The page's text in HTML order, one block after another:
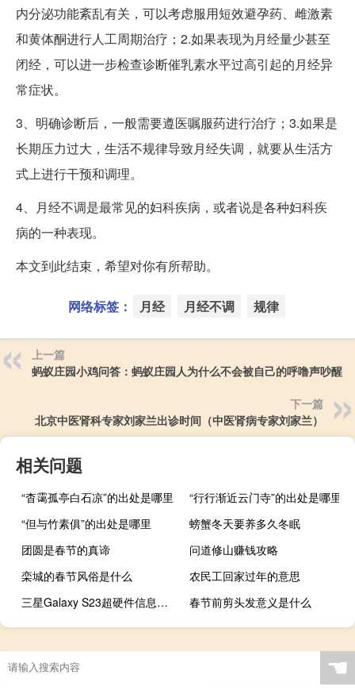
内分泌功能紊乱有关，可以考虑服用短效避孕药、雌激素
和黄体酮进行人工周期治疗；2.如果表现为月经量少甚至
闭经，可以进一步检查诊断催乳素水平过高引起的月经异
常症状。
3、明确诊断后，一般需要遵医嘱服药进行治疗；3.如果是
长期压力过大，生活不规律导致月经失调，就要从生活方
式上进行干预和调理。
4、月经不调是最常见的妇科疾病，或者说是各种妇科疾
病的一种表现。
本文到此结束，希望对你有所帮助。
网络标签： 月经 月经不调 规律
上一篇
蚂蚁庄园小鸡问答：蚂蚁庄园人为什么不会被自己的呼噜声吵醒
下一篇
北京中医肾科专家刘家兰出诊时间（中医肾病专家刘家兰）
相关问题
“杳霭孤亭白石凉”的出处是哪里
“行行渐近云门寺”的出处是哪里
“但与竹素俱”的出处是哪里
螃蟹冬天要养多久冬眠
团圆是春节的真谛
问道修山赚钱攻略
栾城的春节风俗是什么
农民工回家过年的意思
三星Galaxy S23超硬件信息泄露详情
春节前剪头发意义是什么
☚